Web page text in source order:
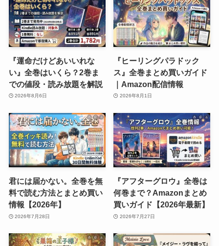
『運命だけどあいいれな
い』全巻はいくら？2巻ま
での値段・読み放題を解説
2026年8月6日
『ヒーリングパラドック
ス』全巻まとめ買いガイド
｜Amazon配信情報
2026年8月1日
君には届かない。全巻を無
料で読む方法とまとめ買い
情報【2026年】
2026年7月28日
『アフターグロウ』全巻は
何巻まで？Amazonまとめ
買いガイド【2026年最新】
2026年7月27日